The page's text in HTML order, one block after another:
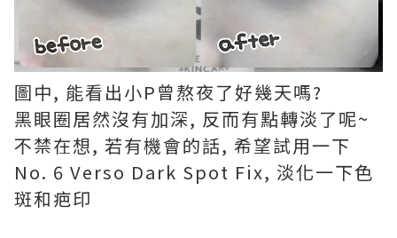
圖中, 能看出小P曾熬夜了好幾天嗎?
黑眼圈居然沒有加深, 反而有點轉淡了呢~
不禁在想, 若有機會的話, 希望試用一下
No. 6 Verso Dark Spot Fix, 淡化一下色
斑和疤印